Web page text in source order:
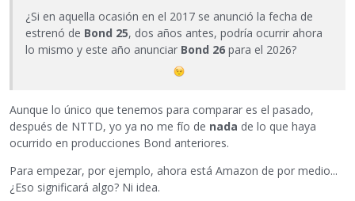
¿Si en aquella ocasión en el 2017 se anunció la fecha de
estrenó de Bond 25, dos años antes, podría ocurrir ahora
lo mismo y este año anunciar Bond 26 para el 2026?
Aunque lo único que tenemos para comparar es el pasado,
después de NTTD, yo ya no me fío de nada de lo que haya
ocurrido en producciones Bond anteriores.
Para empezar, por ejemplo, ahora está Amazon de por medio...
¿Eso significará algo? Ni idea.